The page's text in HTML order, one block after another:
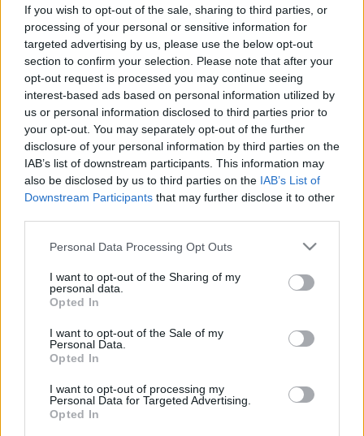
If you wish to opt-out of the sale, sharing to third parties, or
processing of your personal or sensitive information for
targeted advertising by us, please use the below opt-out
section to confirm your selection. Please note that after your
opt-out request is processed you may continue seeing
interest-based ads based on personal information utilized by
us or personal information disclosed to third parties prior to
your opt-out. You may separately opt-out of the further
disclosure of your personal information by third parties on the
IAB’s list of downstream participants. This information may
also be disclosed by us to third parties on the IAB’s List of
Downstream Participants that may further disclose it to other
Please note that this website/app uses one or more Google
not limited to your visit or usage behaviour. You may click to
grant or deny consent to Google and its third-party tags to
use your data for below specified purposes in below Google
consent section.
Personal Data Processing Opt Outs
I want to opt-out of the Sharing of my
personal data.
Opted In
I want to opt-out of the Sale of my
Personal Data.
Opted In
I want to opt-out of processing my
Personal Data for Targeted Advertising.
Opted In